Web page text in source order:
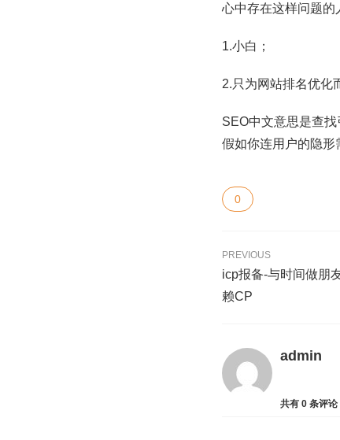
心中存在这样问题的
1.小白；
2.只为网站排名优化
SEO中文意思是查
假如你连用户的隐形
0
PREVIOUS
icp报备-与时间做朋
赖CP
admin
共有 0 条评论